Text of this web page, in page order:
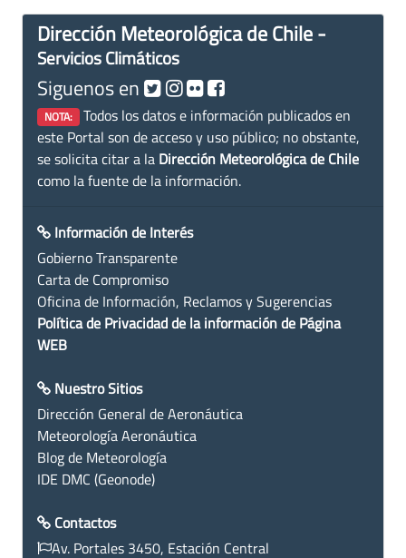
Dirección Meteorológica de Chile -
Servicios Climáticos
Siguenos en
NOTA: Todos los datos e información publicados en
este Portal son de acceso y uso público; no obstante,
se solicita citar a la Dirección Meteorológica de Chile
como la fuente de la información.
Información de Interés
Gobierno Transparente
Carta de Compromiso
Oficina de Información, Reclamos y Sugerencias
Política de Privacidad de la información de Página
WEB
Nuestro Sitios
Dirección General de Aeronáutica
Meteorología Aeronáutica
Blog de Meteorología
IDE DMC (Geonode)
Contactos
Av. Portales 3450, Estación Central